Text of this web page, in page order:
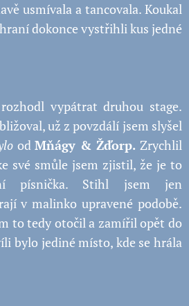
usmívala a tancovala. Koukal
dokonce vystřihli kus jedné
vypátrat druhou stage.
už z povzdálí jsem slyšel
odMňágy & Žďorp. Zrychlil
své smůle jsem zjistil, že je to
písnička. Stihl jsem jen
v malinko upravené podobě.
to tedy otočil a zamířil opět do
bylo jediné místo, kde se hrála